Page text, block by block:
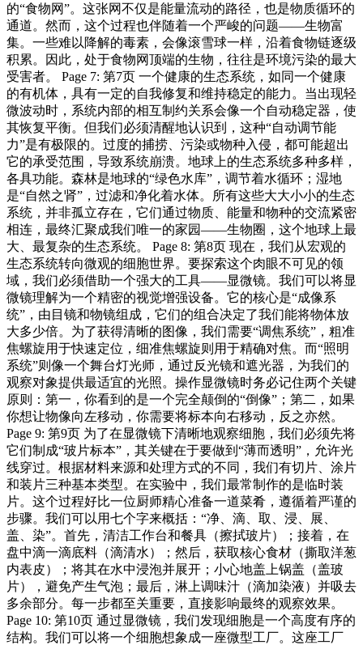
的“食物网”。这张网不仅是能量流动的路径，也是物质循环的
通道。然而，这个过程也伴随着一个严峻的问题——生物富
集。一些难以降解的毒素，会像滚雪球一样，沿着食物链逐级
积累。因此，处于食物网顶端的生物，往往是环境污染的最大
受害者。 Page 7: 第7页 一个健康的生态系统，如同一个健康
的有机体，具有一定的自我修复和维持稳定的能力。当出现轻
微波动时，系统内部的相互制约关系会像一个自动稳定器，使
其恢复平衡。但我们必须清醒地认识到，这种“自动调节能
力”是有极限的。过度的捕捞、污染或物种入侵，都可能超出
它的承受范围，导致系统崩溃。地球上的生态系统多种多样，
各具功能。森林是地球的“绿色水库”，调节着水循环；湿地
是“自然之肾”，过滤和净化着水体。所有这些大大小小的生态
系统，并非孤立存在，它们通过物质、能量和物种的交流紧密
相连，最终汇聚成我们唯一的家园——生物圈，这个地球上最
大、最复杂的生态系统。 Page 8: 第8页 现在，我们从宏观的
生态系统转向微观的细胞世界。要探索这个肉眼不可见的领
域，我们必须借助一个强大的工具——显微镜。我们可以将显
微镜理解为一个精密的视觉增强设备。它的核心是“成像系
统”，由目镜和物镜组成，它们的组合决定了我们能将物体放
大多少倍。为了获得清晰的图像，我们需要“调焦系统”，粗准
焦螺旋用于快速定位，细准焦螺旋则用于精确对焦。而“照明
系统”则像一个舞台灯光师，通过反光镜和遮光器，为我们的
观察对象提供最适宜的光照。操作显微镜时务必记住两个关键
原则：第一，你看到的是一个完全颠倒的“倒像”；第二，如果
你想让物像向左移动，你需要将标本向右移动，反之亦然。
Page 9: 第9页 为了在显微镜下清晰地观察细胞，我们必须先将
它们制成“玻片标本”，其关键在于要做到“薄而透明”，允许光
线穿过。根据材料来源和处理方式的不同，我们有切片、涂片
和装片三种基本类型。在实验中，我们最常制作的是临时装
片。这个过程好比一位厨师精心准备一道菜肴，遵循着严谨的
步骤。我们可以用七个字来概括：“净、滴、取、浸、展、
盖、染”。首先，清洁工作台和餐具（擦拭玻片）；接着，在
盘中滴一滴底料（滴清水）；然后，获取核心食材（撕取洋葱
内表皮）；将其在水中浸泡并展开；小心地盖上锅盖（盖玻
片），避免产生气泡；最后，淋上调味汁（滴加染液）并吸去
多余部分。每一步都至关重要，直接影响最终的观察效果。
Page 10: 第10页 通过显微镜，我们发现细胞是一个高度有序的
结构。我们可以将一个细胞想象成一座微型工厂。这座工厂